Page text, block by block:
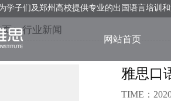
学子们及郑州高校提供专业的出国语言培训
网站首页
>行业新闻
雅思口
TIME：